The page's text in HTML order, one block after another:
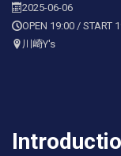
2025-06-06
OPEN 19:00 / START
川崎Y's